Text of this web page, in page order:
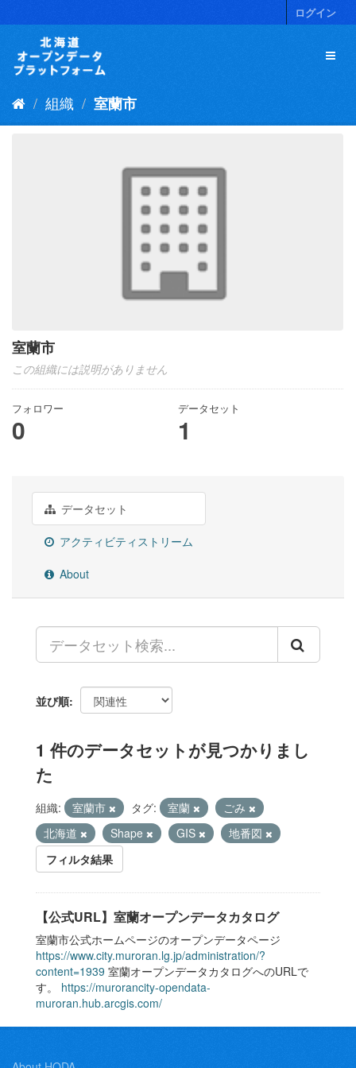
キ
ログイン
組織 室蘭市
室蘭市
この組織には説明がありません
フォロワー
0
データセット
1
データセット
アクティビティストリーム
About
並び順
1 件のデータセットが見つかりまし
た
組織: 室蘭市 タグ: 室蘭
ごみ
北海道
Shape GIS
地番図
フィルタ結果
【公式URL】室蘭オープンデータカタログ
室蘭市公式ホームページのオープンデータページ
https://www.city.muroran.lg.jp/administration/?
content=1939 室蘭オープンデータカタログへのURLで
す。 https://murorancity-opendata-
muroran.hub.arcgis.com/